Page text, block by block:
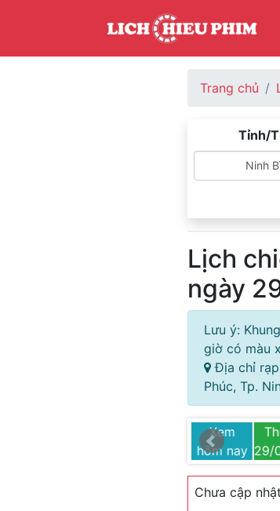
Trang chủ
Tỉnh/
Ninh
Lịch
ngày
Lưu ý:
giờ có màu
Địa chỉ rạp
Phúc, Tp.
04/08/2025
Xem
hôm nay 29/
Chưa cập